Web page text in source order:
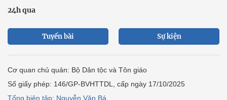
24h qua
Tuyến bài Sự kiện
Cơ quan chủ quản: Bộ Dân tộc và Tôn giáo
Số giấy phép: 146/GP-BVHTTDL, cấp ngày 17/10/2025
Tổng biên tập: Nguyễn Văn Bá